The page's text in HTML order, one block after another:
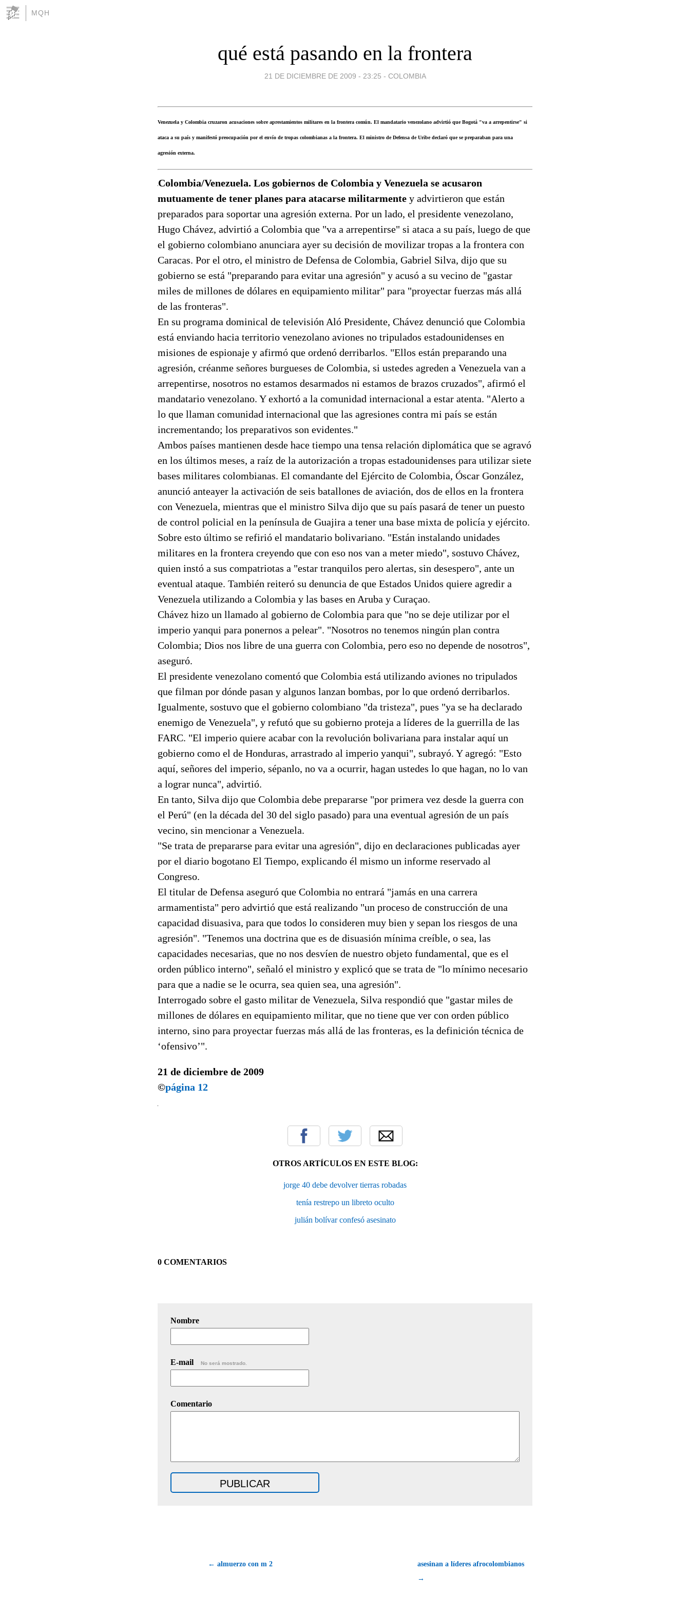
MQH
qué está pasando en la frontera
21 DE DICIEMBRE DE 2009 - 23:25 - COLOMBIA
Venezuela y Colombia cruzaron acusaciones sobre aprestamientos militares en la frontera común. El mandatario venezolano advirtió que Bogotá "va a arrepentirse" si
ataca a su país y manifestó preocupación por el envío de tropas colombianas a la frontera. El ministro de Defensa de Uribe declaró que se preparaban para una
agresión externa.
Colombia/Venezuela. Los gobiernos de Colombia y Venezuela se acusaron
mutuamente de tener planes para atacarse militarmente y advirtieron que están
preparados para soportar una agresión externa. Por un lado, el presidente venezolano,
Hugo Chávez, advirtió a Colombia que "va a arrepentirse" si ataca a su país, luego de que
el gobierno colombiano anunciara ayer su decisión de movilizar tropas a la frontera con
Caracas. Por el otro, el ministro de Defensa de Colombia, Gabriel Silva, dijo que su
gobierno se está "preparando para evitar una agresión" y acusó a su vecino de "gastar
miles de millones de dólares en equipamiento militar" para "proyectar fuerzas más allá
de las fronteras".
En su programa dominical de televisión Aló Presidente, Chávez denunció que Colombia
está enviando hacia territorio venezolano aviones no tripulados estadounidenses en
misiones de espionaje y afirmó que ordenó derribarlos. "Ellos están preparando una
agresión, créanme señores burgueses de Colombia, si ustedes agreden a Venezuela van a
arrepentirse, nosotros no estamos desarmados ni estamos de brazos cruzados", afirmó el
mandatario venezolano. Y exhortó a la comunidad internacional a estar atenta. "Alerto a
lo que llaman comunidad internacional que las agresiones contra mi país se están
incrementando; los preparativos son evidentes."
Ambos países mantienen desde hace tiempo una tensa relación diplomática que se agravó
en los últimos meses, a raíz de la autorización a tropas estadounidenses para utilizar siete
bases militares colombianas. El comandante del Ejército de Colombia, Óscar González,
anunció anteayer la activación de seis batallones de aviación, dos de ellos en la frontera
con Venezuela, mientras que el ministro Silva dijo que su país pasará de tener un puesto
de control policial en la península de Guajira a tener una base mixta de policía y ejército.
Sobre esto último se refirió el mandatario bolivariano. "Están instalando unidades
militares en la frontera creyendo que con eso nos van a meter miedo", sostuvo Chávez,
quien instó a sus compatriotas a "estar tranquilos pero alertas, sin desespero", ante un
eventual ataque. También reiteró su denuncia de que Estados Unidos quiere agredir a
Venezuela utilizando a Colombia y las bases en Aruba y Curaçao.
Chávez hizo un llamado al gobierno de Colombia para que "no se deje utilizar por el
imperio yanqui para ponernos a pelear". "Nosotros no tenemos ningún plan contra
Colombia; Dios nos libre de una guerra con Colombia, pero eso no depende de nosotros",
aseguró.
El presidente venezolano comentó que Colombia está utilizando aviones no tripulados
que filman por dónde pasan y algunos lanzan bombas, por lo que ordenó derribarlos.
Igualmente, sostuvo que el gobierno colombiano "da tristeza", pues "ya se ha declarado
enemigo de Venezuela", y refutó que su gobierno proteja a líderes de la guerrilla de las
FARC. "El imperio quiere acabar con la revolución bolivariana para instalar aquí un
gobierno como el de Honduras, arrastrado al imperio yanqui", subrayó. Y agregó: "Esto
aquí, señores del imperio, sépanlo, no va a ocurrir, hagan ustedes lo que hagan, no lo van
a lograr nunca", advirtió.
En tanto, Silva dijo que Colombia debe prepararse "por primera vez desde la guerra con
el Perú" (en la década del 30 del siglo pasado) para una eventual agresión de un país
vecino, sin mencionar a Venezuela.
"Se trata de prepararse para evitar una agresión", dijo en declaraciones publicadas ayer
por el diario bogotano El Tiempo, explicando él mismo un informe reservado al
Congreso.
El titular de Defensa aseguró que Colombia no entrará "jamás en una carrera
armamentista" pero advirtió que está realizando "un proceso de construcción de una
capacidad disuasiva, para que todos lo consideren muy bien y sepan los riesgos de una
agresión". "Tenemos una doctrina que es de disuasión mínima creíble, o sea, las
capacidades necesarias, que no nos desvíen de nuestro objeto fundamental, que es el
orden público interno", señaló el ministro y explicó que se trata de "lo mínimo necesario
para que a nadie se le ocurra, sea quien sea, una agresión".
Interrogado sobre el gasto militar de Venezuela, Silva respondió que "gastar miles de
millones de dólares en equipamiento militar, que no tiene que ver con orden público
interno, sino para proyectar fuerzas más allá de las fronteras, es la definición técnica de
‘ofensivo’".
21 de diciembre de 2009
©página 12
OTROS ARTÍCULOS EN ESTE BLOG:
jorge 40 debe devolver tierras robadas
tenía restrepo un libreto oculto
julián bolívar confesó asesinato
0 COMENTARIOS
Nombre
E-mail No será mostrado.
Comentario
← almuerzo con m 2
asesinan a líderes afrocolombianos
→